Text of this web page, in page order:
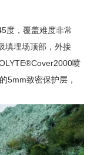
度，覆盖难度非常
填埋场顶部，外接
喷
5mm致密保护层，